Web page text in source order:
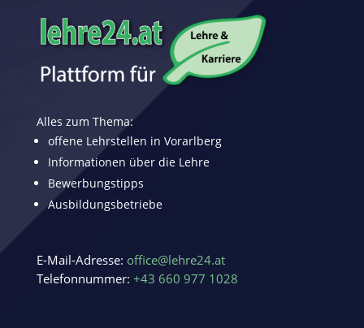
Alles zum Thema:
offene Lehrstellen in Vorarlberg
Informationen über die Lehre
Bewerbungstipps
Ausbildungsbetriebe
E-Mail-Adresse: office@lehre24.at
Telefonnummer: +43 660 977 1028